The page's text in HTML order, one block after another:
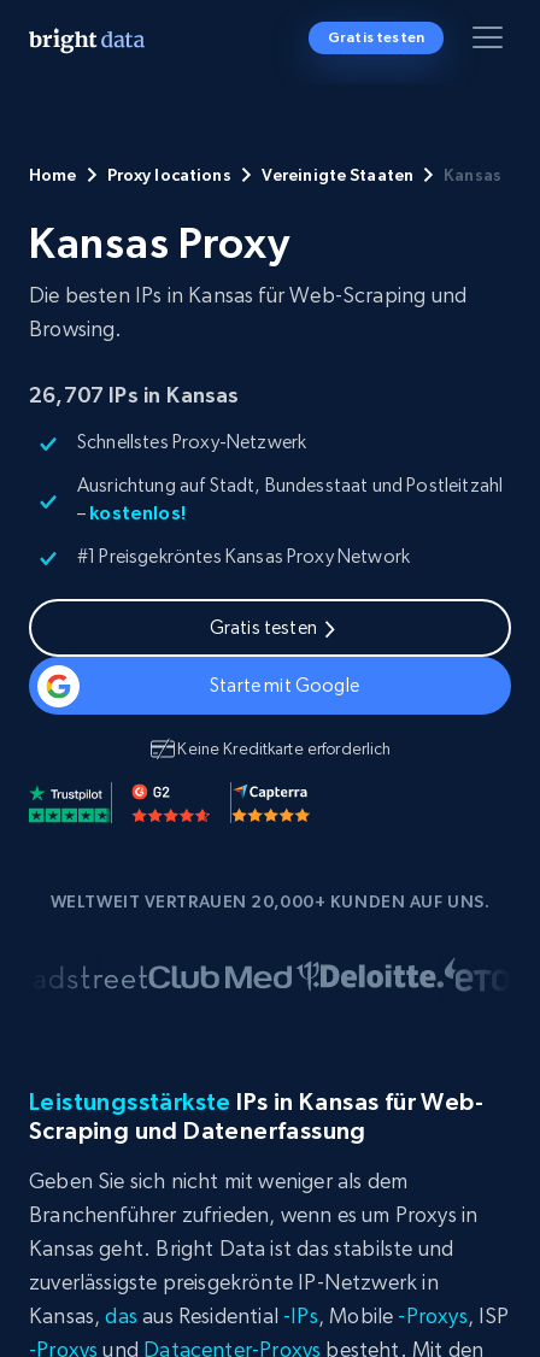
Gratis testen
Home Proxy locations Vereinigte Staaten Kansas
Kansas Proxy
Die besten IPs in Kansas für Web-Scraping und
Browsing.
26,707 IPs in Kansas
Schnellstes Proxy-Netzwerk
Ausrichtung auf Stadt, Bundesstaat und Postleitzahl
– kostenlos!
#1 Preisgekröntes Kansas Proxy Network
Gratis testen
Starte mit Google
Keine Kreditkarte erforderlich
WELTWEIT VERTRAUEN 20,000+ KUNDEN AUF UNS.
Leistungsstärkste IPs in Kansas für Web-
Scraping und Datenerfassung
Geben Sie sich nicht mit weniger als dem
Branchenführer zufrieden, wenn es um Proxys in
Kansas geht. Bright Data ist das stabilste und
zuverlässigste preisgekrönte IP-Netzwerk in
Kansas,das aus Residential -IPs, Mobile -Proxys, ISP
-Proxys und Datacenter-Proxys besteht. Mit den